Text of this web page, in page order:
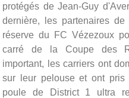
protégés de Jean-Guy
dernière, les partenaires
réserve du FC Vézezoux
carré de la Coupe des
important, les carriers ont
sur leur pelouse et ont pris
poule de District 1 ultra